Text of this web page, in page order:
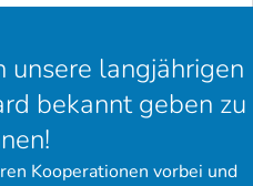
unsere langjährigen
bekannt geben zu
Kooperationen vorbei und